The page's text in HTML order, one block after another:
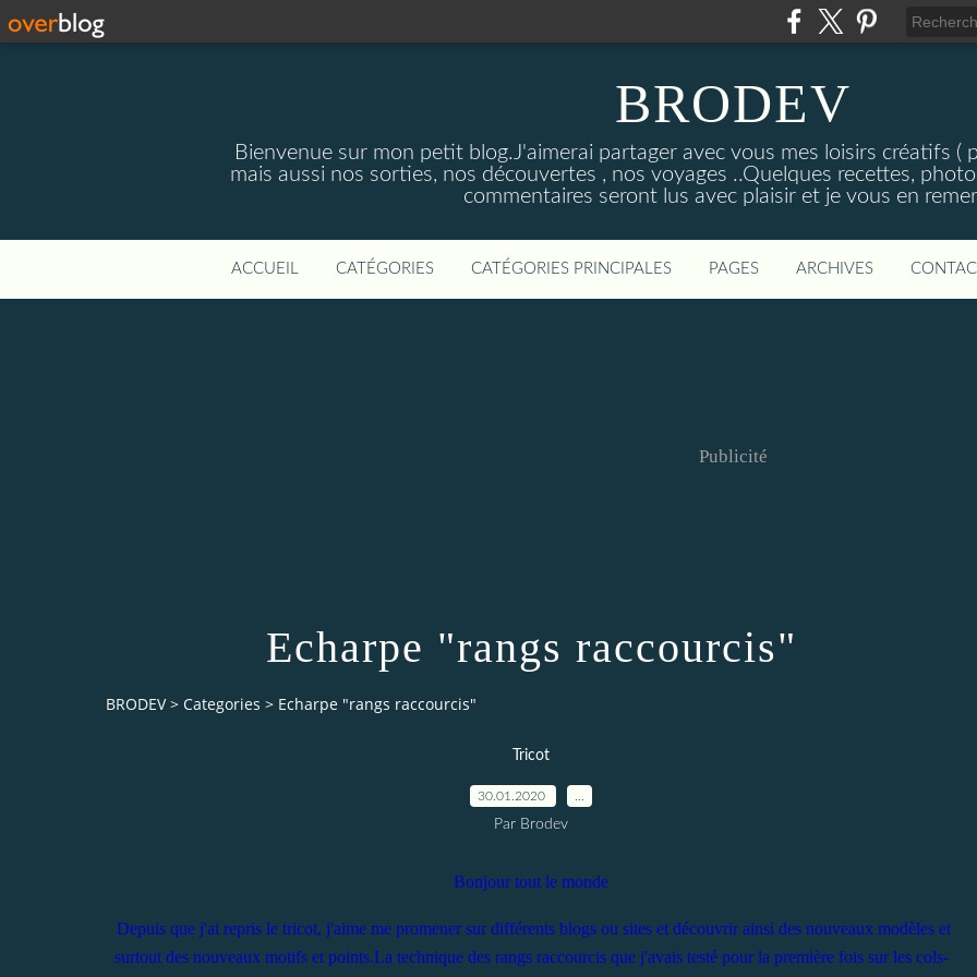
BRODEV
Bienvenue sur mon petit blog.J'aimerai partager avec vous mes loisirs créatifs (
mais aussi nos sorties, nos découvertes , nos voyages ..Quelques recettes,
commentaires seront lus avec plaisir et je vous en
ACCUEIL CATÉGORIES CATÉGORIES PRINCIPALES PAGES ARCHIVES
Publicité
Echarpe "rangs raccourcis"
BRODEV > Categories > Echarpe "rangs raccourcis"
Tricot
30.01.2020
Par Brodev
Bonjour tout le monde
Depuis que j'ai repris le tricot, j'aime me promener sur différents blogs ou sites et découvrir ainsi des nouveaux modèles et
surtout des nouveaux motifs et points.La technique des rangs raccourcis que j'avais testé pour la première fois sur les cols-